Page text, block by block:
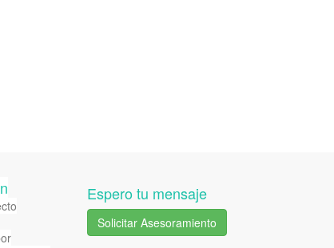
Espero tu mensaje
Solicitar Asesoramiento